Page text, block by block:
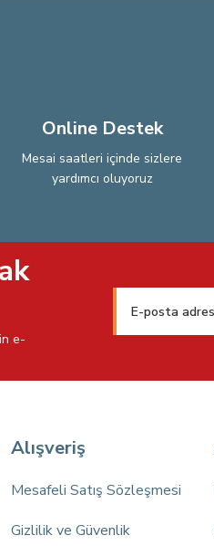
Online Destek
Mesai saatleri içinde sizlere
yardımcı oluyoruz
e-
Alışveriş
Mesafeli Satış Sözleşmesi
Gizlilik ve Güvenlik